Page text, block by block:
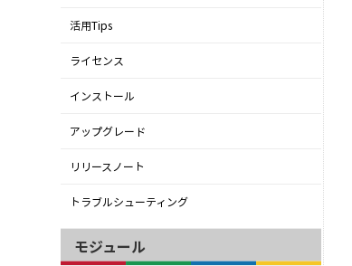
活用Tips
ライセンス
インストール
アップグレード
リリースノート
トラブルシューティング
モジュール